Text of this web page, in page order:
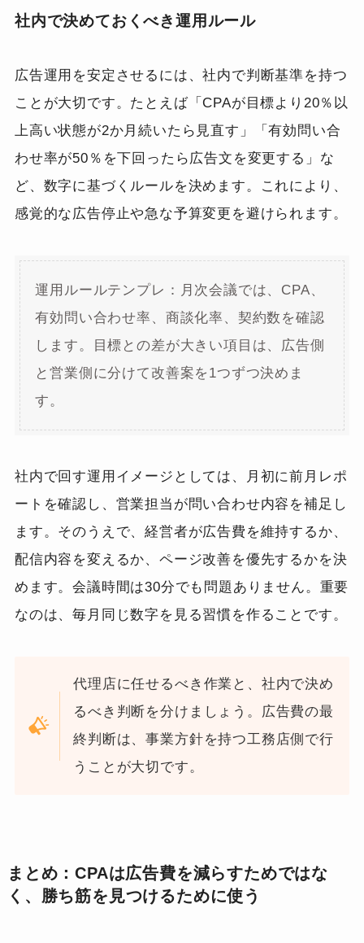
社内で決めておくべき運用ルール
広告運用を安定させるには、社内で判断基準を持つ
ことが大切です。たとえば「CPAが目標より20％以
上高い状態が2か月続いたら見直す」「有効問い合
わせ率が50％を下回ったら広告文を変更する」な
ど、数字に基づくルールを決めます。これにより、
感覚的な広告停止や急な予算変更を避けられます。
運用ルールテンプレ：月次会議では、CPA、
有効問い合わせ率、商談化率、契約数を確認
します。目標との差が大きい項目は、広告側
と営業側に分けて改善案を1つずつ決めま
す。
社内で回す運用イメージとしては、月初に前月レポ
ートを確認し、営業担当が問い合わせ内容を補足し
ます。そのうえで、経営者が広告費を維持するか、
配信内容を変えるか、ページ改善を優先するかを決
めます。会議時間は30分でも問題ありません。重要
なのは、毎月同じ数字を見る習慣を作ることです。
代理店に任せるべき作業と、社内で決め
るべき判断を分けましょう。広告費の最
終判断は、事業方針を持つ工務店側で行
うことが大切です。
まとめ：CPAは広告費を減らすためではな
く、勝ち筋を見つけるために使う